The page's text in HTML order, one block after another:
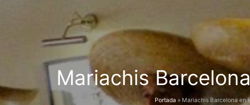
Mariachis
Portada » Mariachis Barcelona en